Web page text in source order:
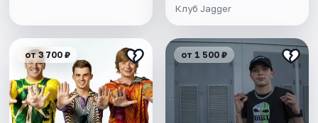
Клуб Jagger
от 3 700 ₽ от 1 500 ₽